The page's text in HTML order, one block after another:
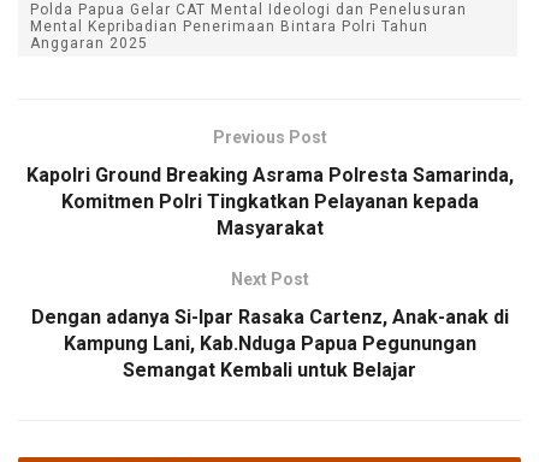
Polda Papua Gelar CAT Mental Ideologi dan Penelusuran
Mental Kepribadian Penerimaan Bintara Polri Tahun
Anggaran 2025
Previous Post
Kapolri Ground Breaking Asrama Polresta Samarinda,
Komitmen Polri Tingkatkan Pelayanan kepada
Masyarakat
Next Post
Dengan adanya Si-Ipar Rasaka Cartenz, Anak-anak di
Kampung Lani, Kab.Nduga Papua Pegunungan
Semangat Kembali untuk Belajar